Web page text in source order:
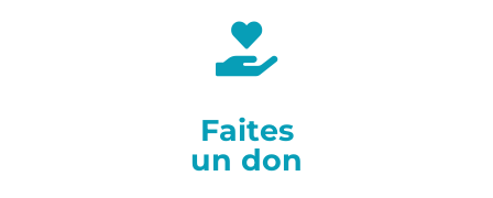
Faites
un don